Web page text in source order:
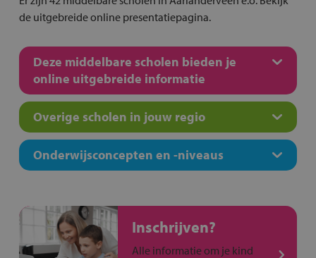
de uitgebreide online presentatiepagina.
Deze middelbare scholen bieden je
online uitgebreide informatie
Overige scholen in jouw regio
Onderwijsconcepten en -niveaus
Inschrijven?
Alle informatie om je kind